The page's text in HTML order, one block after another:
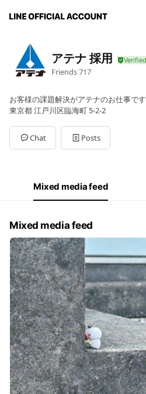
アテナ 採用
Friends717
お客様の課題解決がアテナのお仕事です
東京都 江戸川区臨海町 5-2-2
Chat Posts
Mixed media feed
Mixed media feed